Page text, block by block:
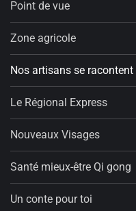
Point de vue
Zone agricole
Nos artisans se racontent
Le Régional Express
Nouveaux Visages
Santé mieux-être Qi gong
Un conte pour toi